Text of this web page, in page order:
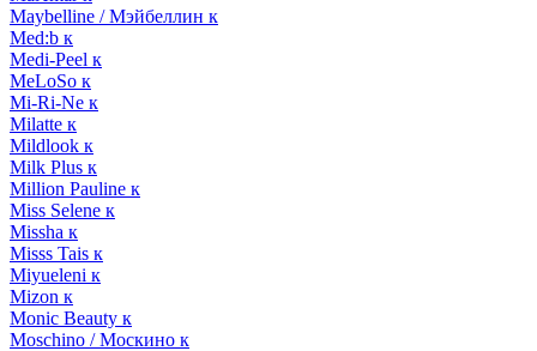
Maybelline / Мэйбеллин к
Med:b к
Medi-Peel к
MeLoSo к
Mi-Ri-Ne к
Milatte к
Mildlook к
Milk Plus к
Million Pauline к
Miss Selene к
Missha к
Misss Tais к
Miyueleni к
Mizon к
Monic Beauty к
Moschino / Москино к